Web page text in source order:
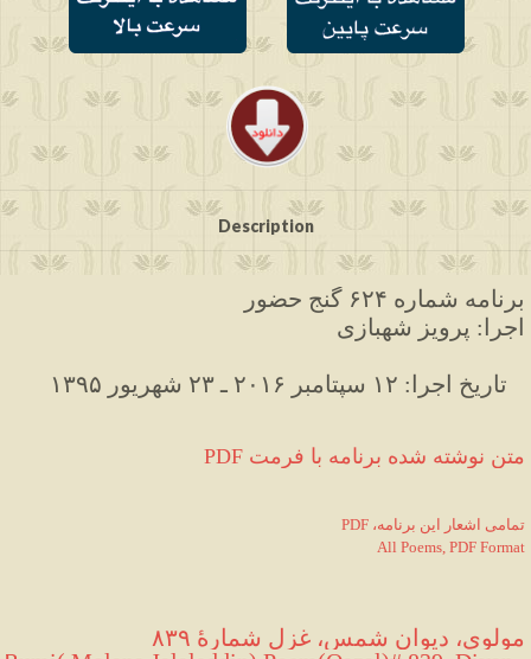
Description
برنامه شماره ۶۲۴ گنج حضور
اجرا: پرویز شهبازی
PDF متن نوشته شده برنامه با فرمت
PDF ،تمامی اشعار این برنامه
All Poems, PDF Format
مولوی، دیوان شمس، غزل شمارهٔ ۸۳۹